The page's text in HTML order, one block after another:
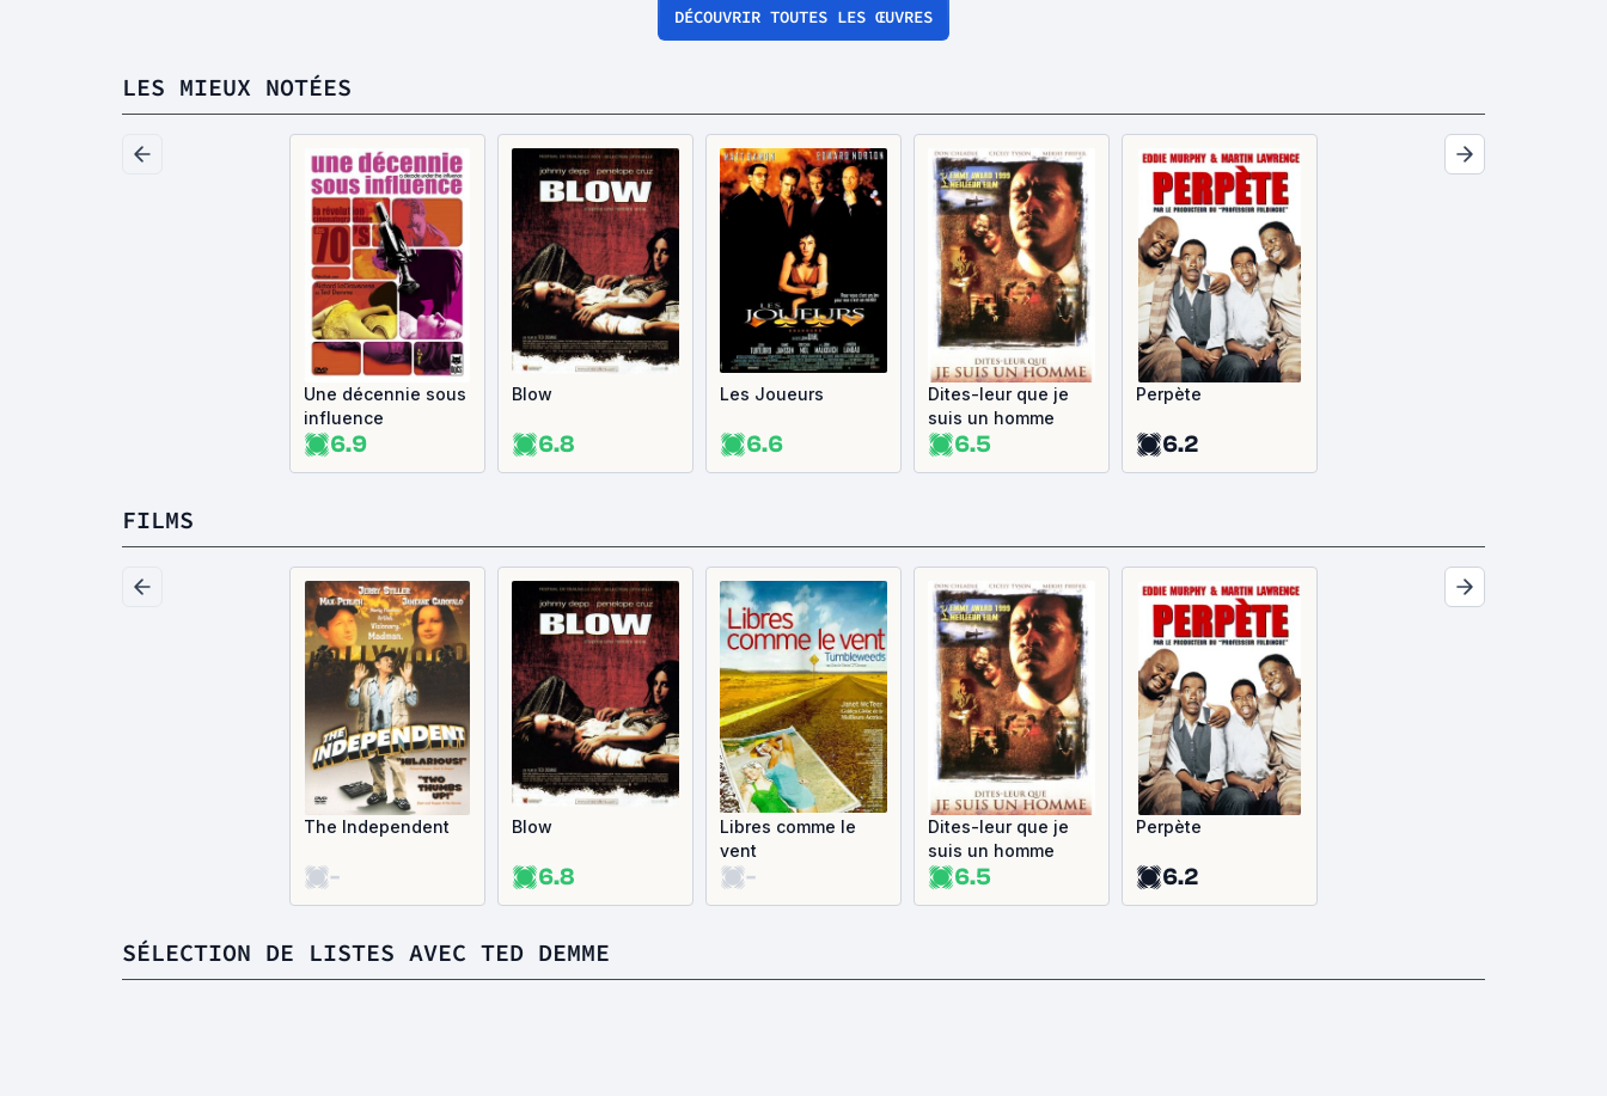
DÉCOUVRIR TOUTES LES ŒUVRES
LES MIEUX NOTÉES
Une décennie sous
influence
6.9
Blow
6.8
Les Joueurs
6.6
Dites-leur que je
suis un homme
6.5
Perpète
6.2
FILMS
The Independent
-
Blow
6.8
Libres comme le
vent
-
Dites-leur que je
suis un homme
6.5
Perpète
6.2
SÉLECTION DE LISTES AVEC TED DEMME